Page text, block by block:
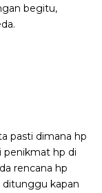
begitu,
pasti dimana hp
penikmat hp di
rencana hp
ditunggu kapan